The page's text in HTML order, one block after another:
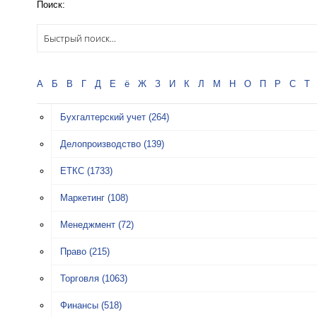
Поиск:
А Б В Г Д Е ё Ж З И К Л М Н О П Р С Т
Бухгалтерский учет (264)
Делопроизводство (139)
ЕТКС (1733)
Маркетинг (108)
Менеджмент (72)
Право (215)
Торговля (1063)
Финансы (518)